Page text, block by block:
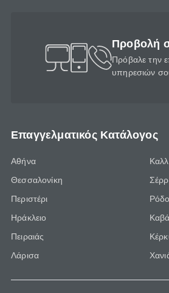
Προβολή
Πρόβαλε την
υπηρεσιών
Επαγγελματικός Κατάλογος
Αθήνα
Θεσσαλονίκη
Περιστέρι
Ηράκλειο
Πειραιάς
Λάρισα